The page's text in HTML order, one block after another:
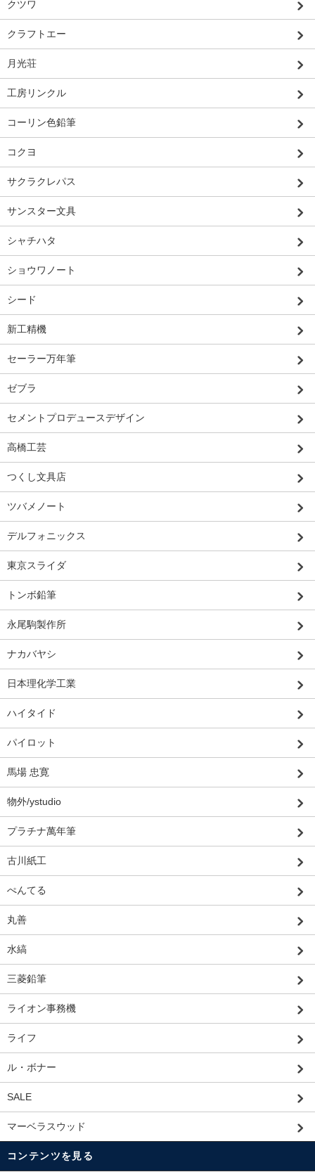
クツワ
クラフトエー
月光荘
工房リンクル
コーリン色鉛筆
コクヨ
サクラクレパス
サンスター文具
シャチハタ
ショウワノート
シード
新工精機
セーラー万年筆
ゼブラ
セメントプロデュースデザイン
高橋工芸
つくし文具店
ツバメノート
デルフォニックス
東京スライダ
トンボ鉛筆
永尾駒製作所
ナカバヤシ
日本理化学工業
ハイタイド
パイロット
馬場 忠寛
物外/ystudio
プラチナ萬年筆
古川紙工
ぺんてる
丸善
水縞
三菱鉛筆
ライオン事務機
ライフ
ル・ボナー
SALE
マーベラスウッド
コンテンツを見る